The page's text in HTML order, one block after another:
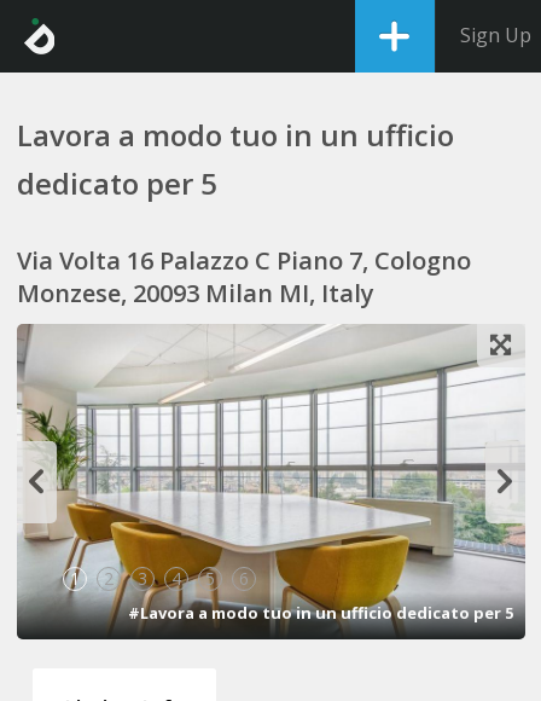
Sign Up
Lavora a modo tuo in un ufficio
dedicato per 5
Via Volta 16 Palazzo C Piano 7, Cologno
Monzese, 20093 Milan MI, Italy
1 2 3 4 5 6
#Lavora a modo tuo in un ufficio dedicato per 5